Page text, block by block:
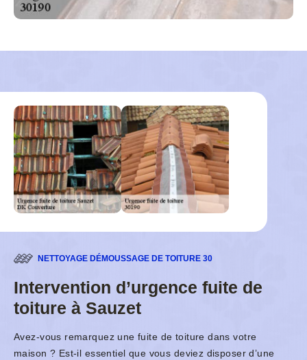
NETTOYAGE DÉMOUSSAGE DE TOITURE 30
Intervention d’urgence fuite de
toiture à Sauzet
Avez-vous remarquez une fuite de toiture dans votre
maison ? Est-il essentiel que vous deviez disposer d’une